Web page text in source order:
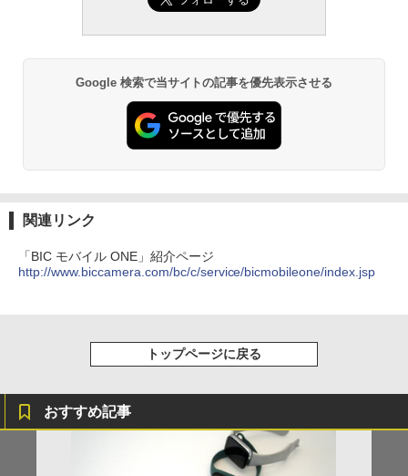
Google 検索で当サイトの記事を優先表示させる
関連リンク
「BIC モバイル ONE」紹介ページ
http://www.biccamera.com/bc/c/service/bicmobileone/index.jsp
トップページに戻る
おすすめ記事